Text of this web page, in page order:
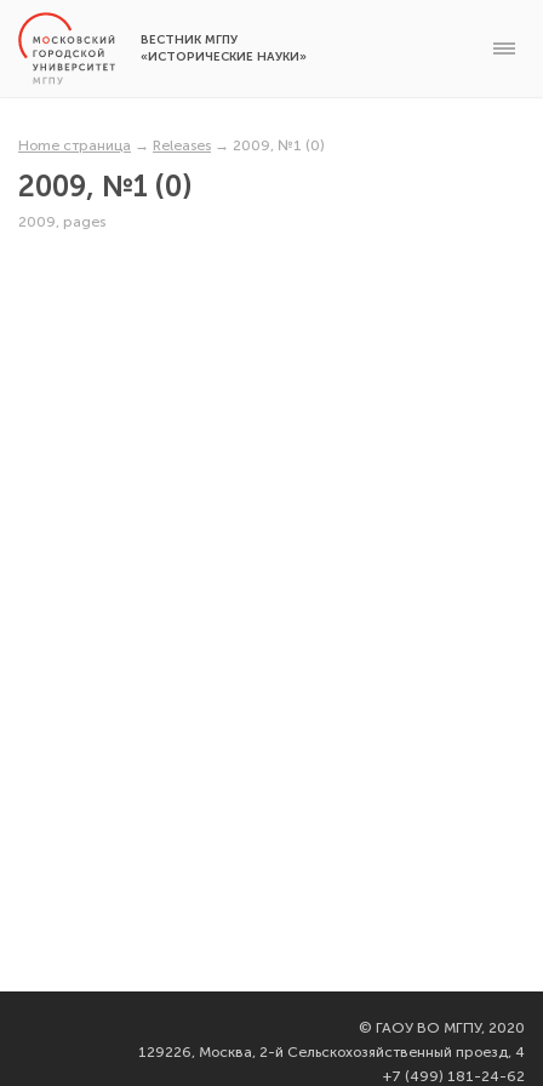
ВЕСТНИК МГПУ
«ИСТОРИЧЕСКИЕ НАУКИ»
Home страница → Releases → 2009, №1 (0)
2009, №1 (0)
2009, pages
© ГАОУ ВО МГПУ, 2020
129226, Москва, 2-й Сельскохозяйственный проезд, 4
+7 (499) 181-24-62